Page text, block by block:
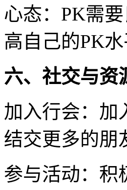
心态：PK需
高自己的PK水
六、社交与资
加入行会：加
结交更多的朋
参与活动：积